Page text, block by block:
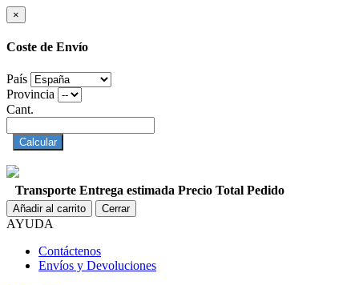
×
Coste de Envío
País
Provincia
Cant.
Calcular
Transporte Entrega estimada Precio Total Pedido
Añadir al carrito Cerrar
AYUDA
Contáctenos
Envíos y Devoluciones